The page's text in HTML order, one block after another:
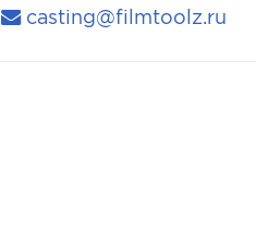
casting@filmtoolz.ru